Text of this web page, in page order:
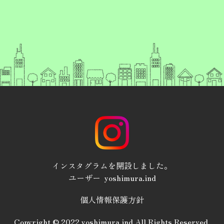
インスタグラムを開設しました。
ユーザー yoshimura.ind
個人情報保護方針
Copyright © 2022 yoshimura.ind All Rights Reserved.